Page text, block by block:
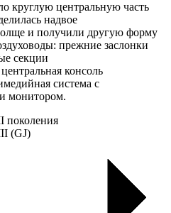
круглую центральную часть
надвое
и получили другую форму
прежние заслонки
секции
консоль
система с
монитором.